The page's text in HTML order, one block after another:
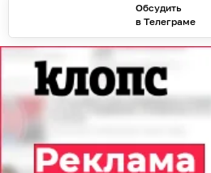
Обсудить
в Телеграме